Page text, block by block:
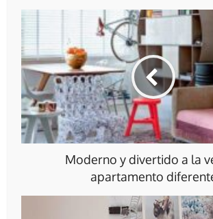
Moderno y divertido a la
apartamento